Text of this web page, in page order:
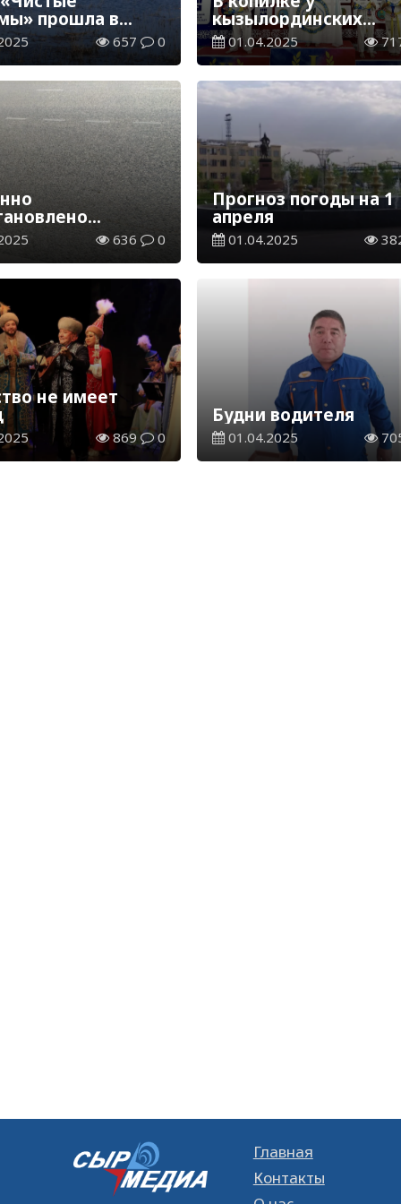
прошла в
районе
657 0
кызылординских
спортсменов две
медали
01.04.2025
на
мосту
636 0
Прогноз погоды на 1
апреля
01.04.2025
не имеет
869 0
Будни водителя
01.04.2025
Главная
Контакты